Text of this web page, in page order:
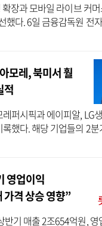
장과 모바일 라이브 커
했다. 6일 금융감독원 전
출 1조2033억원, 영업이
모레, 북미서 훨
적
퍼시픽과 에이피알, LG
했다. 해당 기업들의 2
힌다. 특히 중국 의존도가
영업이익
격 상승 영향”
반기 매출 2조654억원,